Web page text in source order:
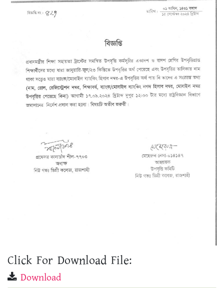
Message from Principal